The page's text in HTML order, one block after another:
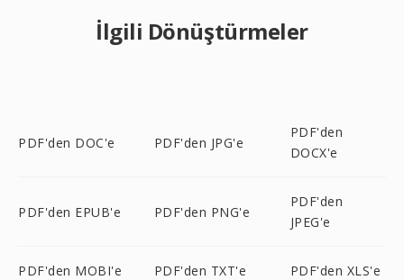
İlgili Dönüştürmeler
PDF'den DOC'e PDF'den JPG'e
PDF'den
DOCX'e
PDF'den EPUB'e PDF'den PNG'e
PDF'den
JPEG'e
PDF'den MOBI'e PDF'den TXT'e PDF'den XLS'e